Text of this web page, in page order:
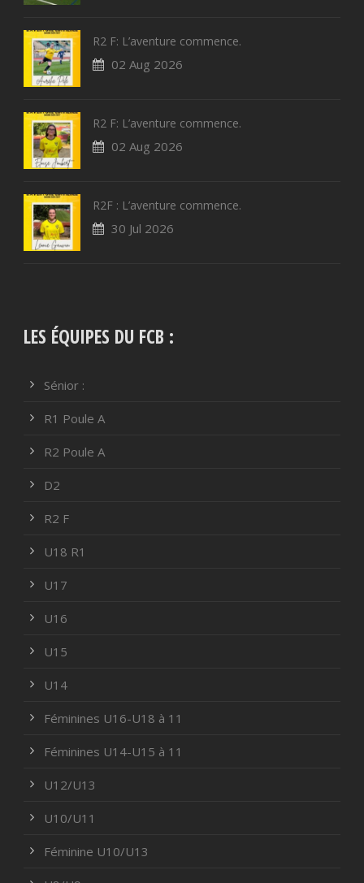
R2 F: L’aventure commence.
02 Aug 2026
R2 F: L’aventure commence.
02 Aug 2026
R2F : L’aventure commence.
30 Jul 2026
LES ÉQUIPES DU FCB :
Sénior :
R1 Poule A
R2 Poule A
D2
R2 F
U18 R1
U17
U16
U15
U14
Féminines U16-U18 à 11
Féminines U14-U15 à 11
U12/U13
U10/U11
Féminine U10/U13